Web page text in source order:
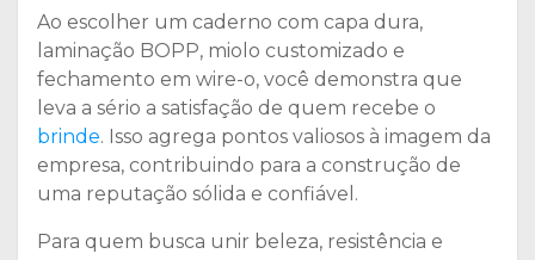
Ao escolher um caderno com capa dura,
laminação BOPP, miolo customizado e
fechamento em wire-o, você demonstra que
leva a sério a satisfação de quem recebe o
brinde. Isso agrega pontos valiosos à imagem da
empresa, contribuindo para a construção de
uma reputação sólida e confiável.
Para quem busca unir beleza, resistência e